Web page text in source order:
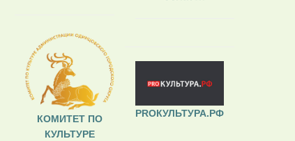
КОМИТЕТ ПО
КУЛЬТУРЕ
PROКУЛЬТУРА.РФ